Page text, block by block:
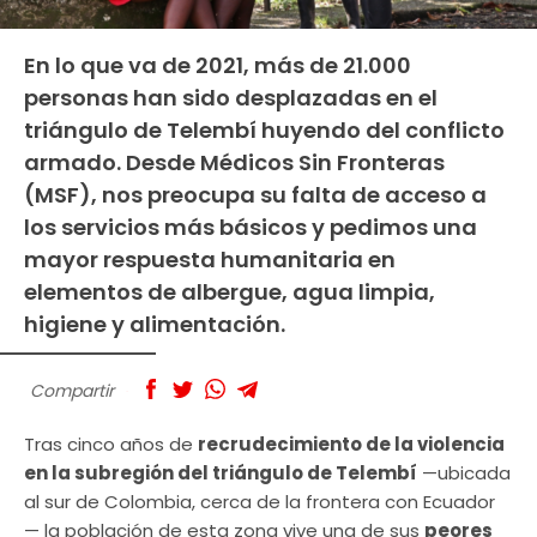
En lo que va de 2021, más de 21.000
personas han sido desplazadas en el
triángulo de Telembí huyendo del conflicto
armado. Desde Médicos Sin Fronteras
(MSF), nos preocupa su falta de acceso a
los servicios más básicos y pedimos una
mayor respuesta humanitaria en
elementos de albergue, agua limpia,
higiene y alimentación.
Compartir
Tras cinco años de recrudecimiento de la violencia
en la subregión del triángulo de Telembí —ubicada
al sur de Colombia, cerca de la frontera con Ecuador
— la población de esta zona vive una de sus peores